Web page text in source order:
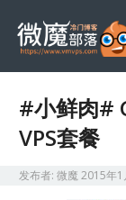
#小鲜肉#
VPS套餐
发布者:微魔2015年1